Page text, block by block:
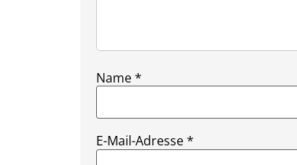
Name*
E-Mail-Adresse*